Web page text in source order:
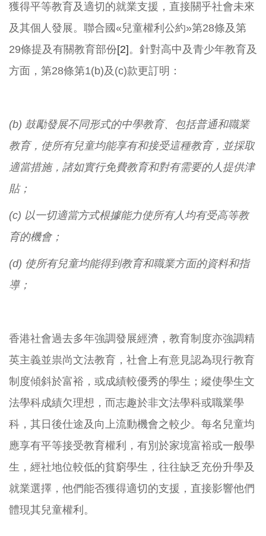
獲得平等教育及適切的就業支援，直接關乎社會未來
及其個人發展。聯合國«兒童權利公約»第28條及第
29條提及有關教育部份[2] 。針對高中及青少年教育及
方面，第28條第1(b)及(c)款更訂明：
(b) 鼓勵發展不同形式的中學教育、包括普通和職業
教育，使所有兒童均能享有和接受這種教育，並採取
適當措施，諸如實行免費教育和對有需要的人提供津
貼；
(c) 以一切適當方式根據能力使所有人均有受高等教
育的機會；
(d) 使所有兒童均能得到教育和職業方面的資料和指
導；
香港社會過去多年強調發展經濟，教育制度亦強調精
英主義並祟尚文法教育，社會上有意見認為現行教育
制度傾斜於富裕，或成績較優秀的學生；縱使學生文
法學科成績欠理想，而志趣於非文法學科或職業學
科，其日後仕途及向上流動機會之較少。每名兒童均
應享有平等接受教育權利，有別於家境富裕或一般學
生，經社地位較低的貧窮學生，往往缺乏充份升學及
就業選擇，他們能否獲得適切的支援，直接影響他們
體現其兒童權利。